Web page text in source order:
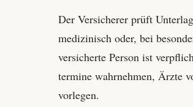
Der Versicherer prüft
medizinisch oder, bei
versicherte Person ist
termine wahrnehmen, Ärzte
vorlegen.